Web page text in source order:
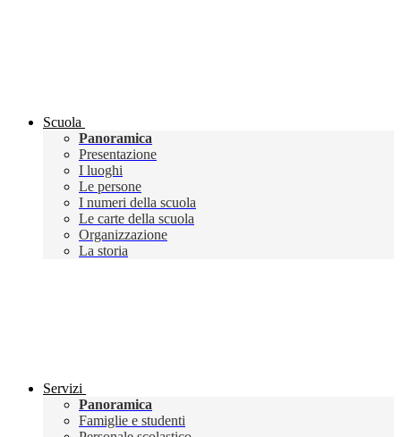
Scuola
Panoramica
Presentazione
I luoghi
Le persone
I numeri della scuola
Le carte della scuola
Organizzazione
La storia
Servizi
Panoramica
Famiglie e studenti